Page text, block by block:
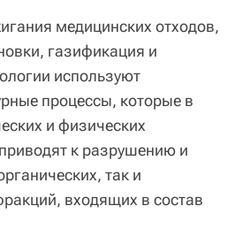
медицинских отходов,
газификация и
используют
процессы, которые в
и физических
к разрушению и
так и
входящих в состав